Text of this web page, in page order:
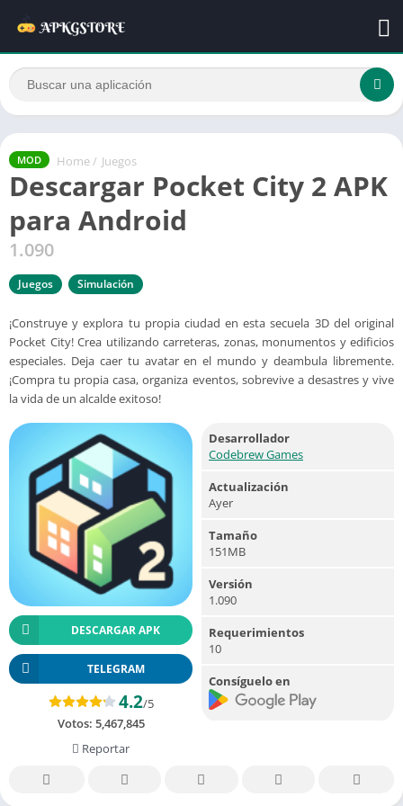
MOD Home / Juegos
Descargar Pocket City 2 APK
para Android
1.090
Juegos Simulación
¡Construye y explora tu propia ciudad en esta secuela 3D del original
Pocket City! Crea utilizando carreteras, zonas, monumentos y edificios
especiales. Deja caer tu avatar en el mundo y deambula libremente.
¡Compra tu propia casa, organiza eventos, sobrevive a desastres y vive
la vida de un alcalde exitoso!
DESCARGAR APK
TELEGRAM
4.2/5
Votos: 5,467,845
Reportar
Desarrollador
Codebrew Games
Actualización
Ayer
Tamaño
151MB
Versión
1.090
Requerimientos
10
Consíguelo en